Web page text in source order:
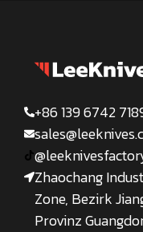
+86 139 6742
Zhaochang
Zone, Bezirk
Provinz